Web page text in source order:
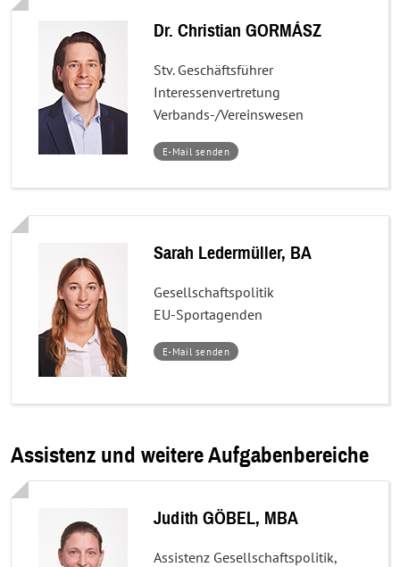
Dr. Christian GORMÁSZ
Stv. Geschäftsführer
Interessenvertretung
Verbands-/Vereinswesen
E-Mail senden–
Dr.
GORMÁSZ
Sarah Ledermüller, BA
Gesellschaftspolitik
EU-Sportagenden
E-Mail senden–
Sarah
Assistenz und weitere Aufgabenbereiche
Judith GÖBEL, MBA
Assistenz Gesellschaftspolitik,